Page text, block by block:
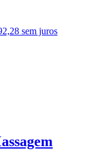
sem juros